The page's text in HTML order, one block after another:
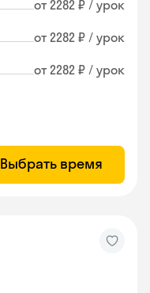
от 2282 ₽ / урок
от 2282 ₽ / урок
от 2282 ₽ / урок
Выбрать время